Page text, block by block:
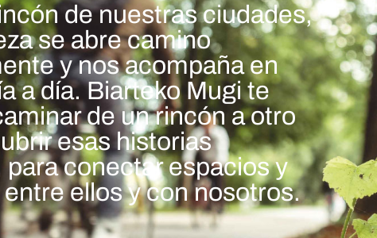
de nuestras ciudades,
se abre camino
y nos acompaña en
a día. Biarteko Mugi te
de un rincón a otro
esas historias
conectar espacios y
ellos y con nosotros.